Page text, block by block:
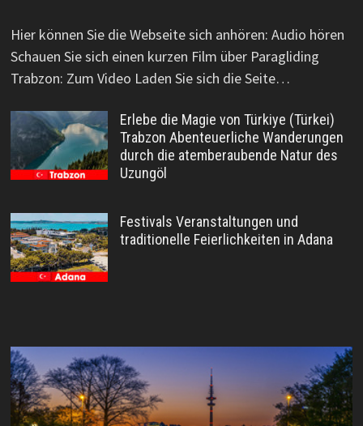
Hier können Sie die Webseite sich anhören: Audio hören
Schauen Sie sich einen kurzen Film über Paragliding
Trabzon: Zum Video Laden Sie sich die Seite…
Erlebe die Magie von Türkiye (Türkei)
Trabzon Abenteuerliche Wanderungen
durch die atemberaubende Natur des
Uzungöl
Festivals Veranstaltungen und
traditionelle Feierlichkeiten in Adana